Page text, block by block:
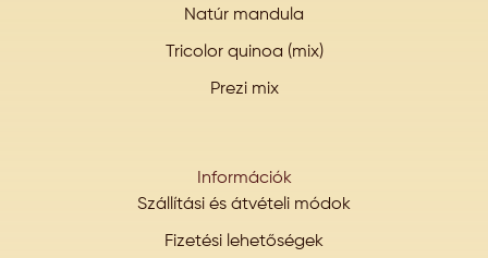
Natúr mandula
Tricolor quinoa (mix)
Prezi mix
Információk
Szállítási és átvételi módok
Fizetési lehetőségek